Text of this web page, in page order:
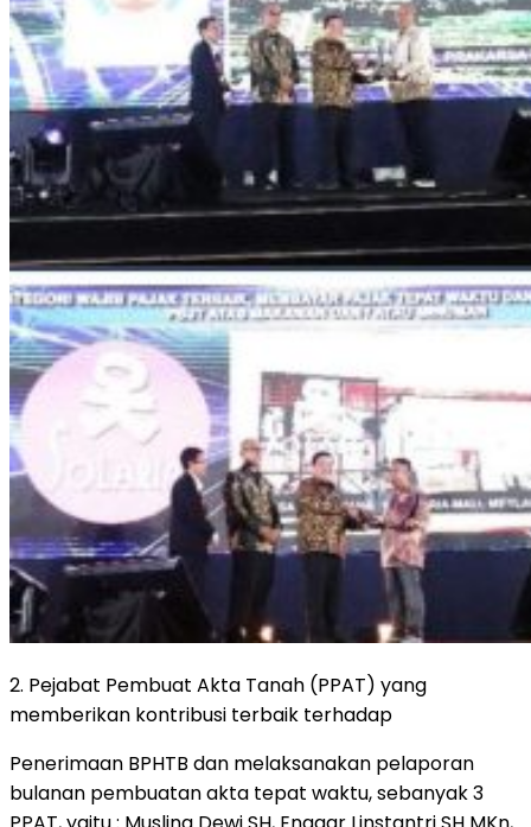
2. Pejabat Pembuat Akta Tanah (PPAT) yang
memberikan kontribusi terbaik terhadap
Penerimaan BPHTB dan melaksanakan pelaporan
bulanan pembuatan akta tepat waktu, sebanyak 3